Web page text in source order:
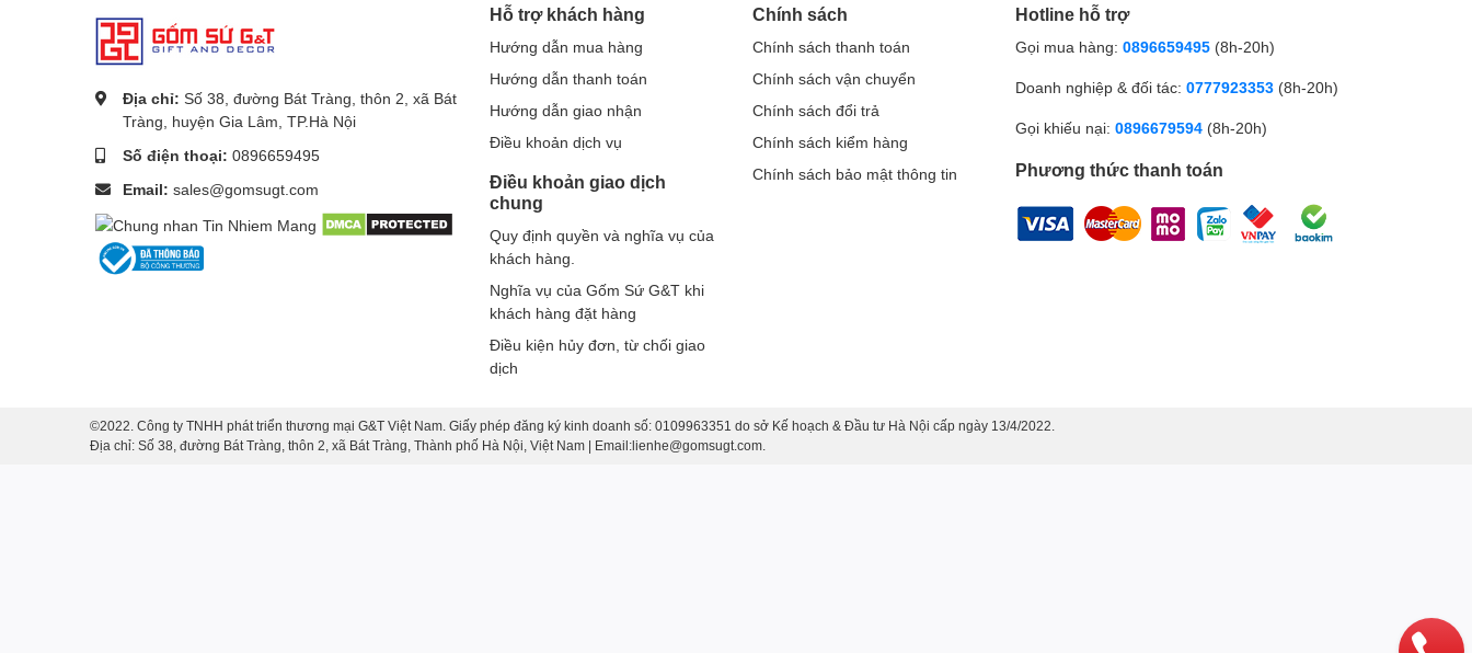
Địa chỉ: Số 38, đường Bát Tràng, thôn 2, xã Bát
Tràng, huyện Gia Lâm, TP.Hà Nội
Số điện thoại: 0896659495
Email: sales@gomsugt.com
Hỗ trợ khách hàng
Hướng dẫn mua hàng
Hướng dẫn thanh toán
Hướng dẫn giao nhận
Điều khoản dịch vụ
Điều khoản giao dịch
chung
Quy định quyền và nghĩa vụ của
khách hàng.
Nghĩa vụ của Gốm Sứ G&T khi
khách hàng đặt hàng
Điều kiện hủy đơn, từ chối giao
dịch
Chính sách
Chính sách thanh toán
Chính sách vận chuyển
Chính sách đổi trả
Chính sách kiểm hàng
Chính sách bảo mật thông tin
Hotline hỗ trợ
Gọi mua hàng: 0896659495 (8h-20h)
Doanh nghiệp & đối tác: 0777923353 (8h-20h)
Gọi khiếu nại: 0896679594 (8h-20h)
Phương thức thanh toán
©2022. Công ty TNHH phát triển thương mại G&T Việt Nam. Giấy phép đăng ký kinh doanh số: 0109963351 do sở Kế hoạch & Đầu tư Hà Nội cấp ngày 13/4/2022.
Địa chỉ: Số 38, đường Bát Tràng, thôn 2, xã Bát Tràng, Thành phố Hà Nội, Việt Nam | Email:lienhe@gomsugt.com.